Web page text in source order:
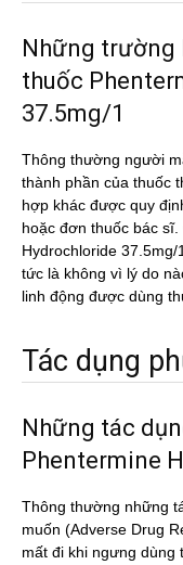
Những trường
thuốc
37.5mg/1
Thông thường người
thành phần của thuốc
hợp khác được quy
hoặc đơn thuốc bác
Hydrochloride 37.5mg/
tức là không vì lý do
linh động được dùng
Tác dụng
Những tác
Phentermine
Thông thường những
muốn (Adverse Drug
mất đi khi ngưng dùng